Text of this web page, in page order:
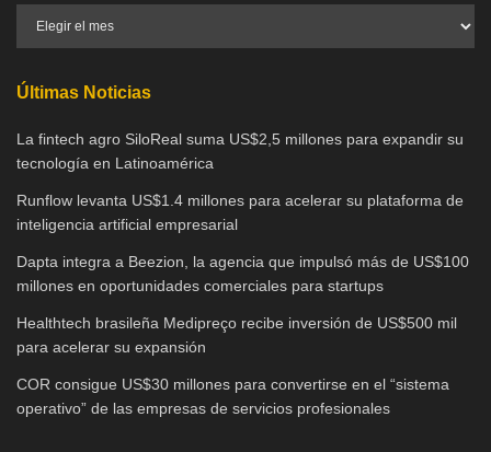
Últimas Noticias
La fintech agro SiloReal suma US$2,5 millones para expandir su
tecnología en Latinoamérica
Runflow levanta US$1.4 millones para acelerar su plataforma de
inteligencia artificial empresarial
Dapta integra a Beezion, la agencia que impulsó más de US$100
millones en oportunidades comerciales para startups
Healthtech brasileña Medipreço recibe inversión de US$500 mil
para acelerar su expansión
COR consigue US$30 millones para convertirse en el “sistema
operativo” de las empresas de servicios profesionales